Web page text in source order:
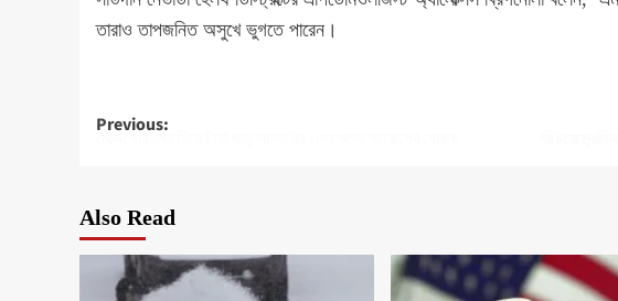
তারাও তাপজনিত অসুখে ভুগতে পারেন।
Post
Previous:
মেক্সিকোর মধ্য দিয়ে চীনা ধাতু আমদানীর ওপর শুল্ক আরোপের ঘোষণা
Also Read